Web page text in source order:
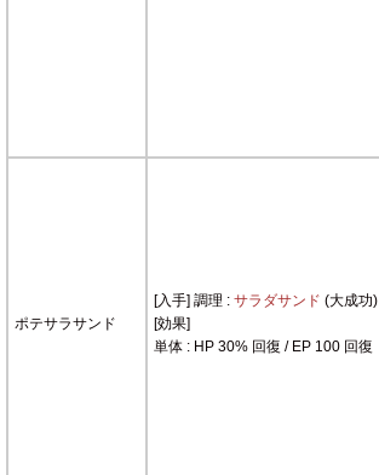
ポテサラサンド
[入手] 調理 : サラダサンド (大成功)
[効果]
単体 : HP 30% 回復 / EP 100 回復